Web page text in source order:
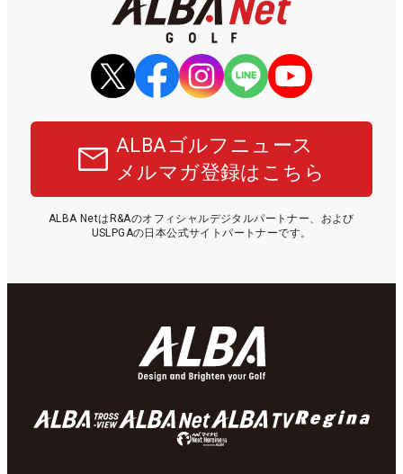
ALBAゴルフニュース
メルマガ登録はこちら
ALBA NetはR&Aのオフィシャルデジタルパートナー、および
USLPGAの日本公式サイトパートナーです。